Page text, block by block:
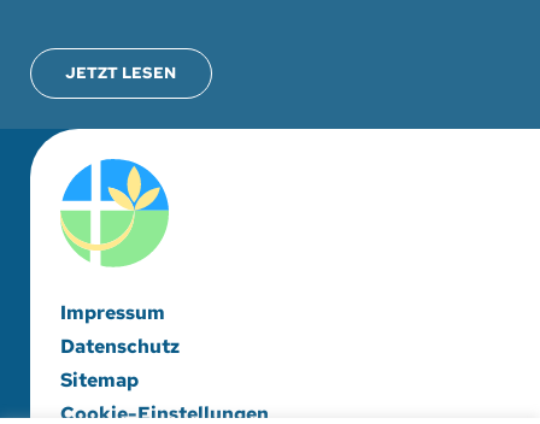
JETZT LESEN
Impressum
Datenschutz
Sitemap
Cookie-Einstellungen